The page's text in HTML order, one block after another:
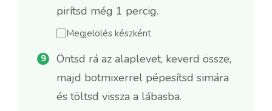
pirítsd még 1 percig.
Megjelölés készként
Öntsd rá az alaplevet, keverd össze,
majd botmixerrel pépesítsd simára
és töltsd vissza a lábasba.